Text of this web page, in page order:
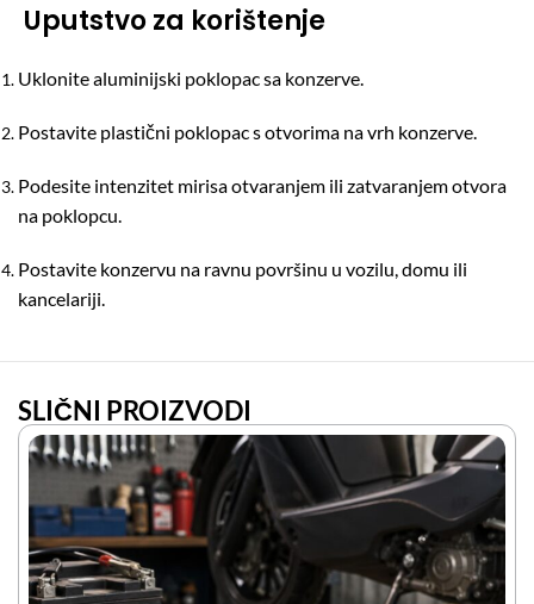
Uputstvo za korištenje
Uklonite aluminijski poklopac sa konzerve.
Postavite plastični poklopac s otvorima na vrh konzerve.
Podesite intenzitet mirisa otvaranjem ili zatvaranjem otvora
na poklopcu.
Postavite konzervu na ravnu površinu u vozilu, domu ili
kancelariji.
SLIČNI PROIZVODI